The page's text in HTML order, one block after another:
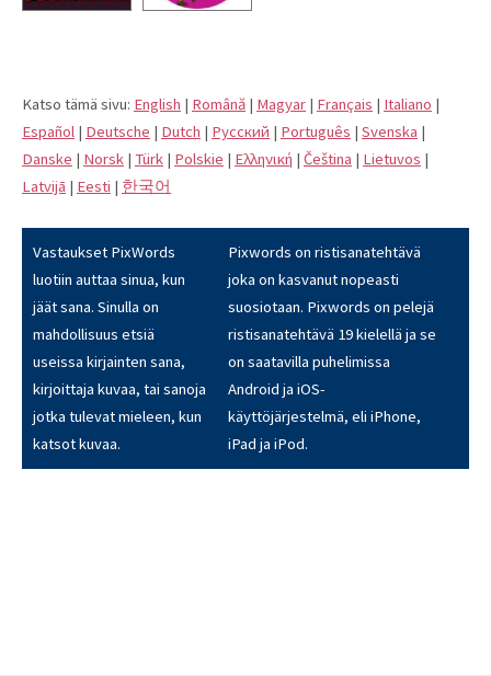
Katso tämä sivu: English | Română | Magyar | Français | Italiano |
Español | Deutsche | Dutch | Pусский | Português | Svenska |
Danske | Norsk | Türk | Polskie | Eλληνική | Čeština | Lietuvos |
Latvijā | Eesti | 한국어
Vastaukset PixWords
luotiin auttaa sinua, kun
jäät sana. Sinulla on
mahdollisuus etsiä
useissa kirjainten sana,
kirjoittaja kuvaa, tai sanoja
jotka tulevat mieleen, kun
katsot kuvaa.
Pixwords on ristisanatehtävä
joka on kasvanut nopeasti
suosiotaan. Pixwords on pelejä
ristisanatehtävä 19 kielellä ja se
on saatavilla puhelimissa
Android ja iOS-
käyttöjärjestelmä, eli iPhone,
iPad ja iPod.